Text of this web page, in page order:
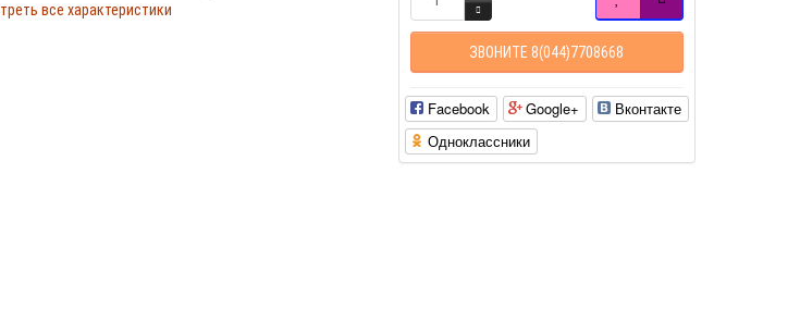
все характеристики
ЗВОНИТЕ 8(044)7708668
Facebook Google+
Вконтакте
Одноклассники